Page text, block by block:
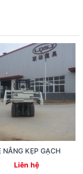
NÂNG KẸP GẠCH
Liên hệ